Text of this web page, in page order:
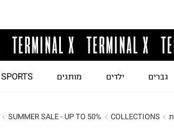
גברים ילדים מותגים SPORTS
COLLECTIONS
SUMMER SALE - UP TO 50%